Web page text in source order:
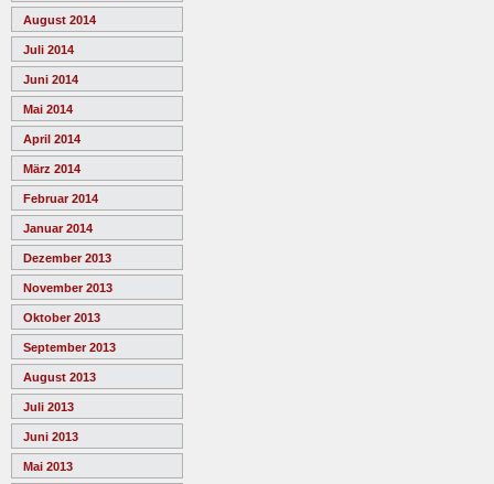
August 2014
Juli 2014
Juni 2014
Mai 2014
April 2014
März 2014
Februar 2014
Januar 2014
Dezember 2013
November 2013
Oktober 2013
September 2013
August 2013
Juli 2013
Juni 2013
Mai 2013